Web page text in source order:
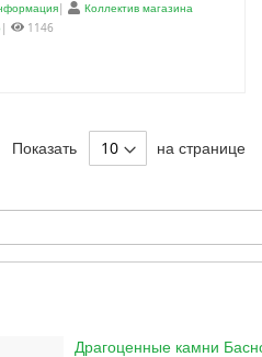
|
Коллектив магазина
| 1146
Показать на странице